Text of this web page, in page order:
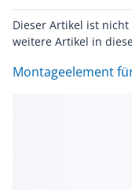
Dieser Artikel ist nicht
weitere Artikel in
Montageelement